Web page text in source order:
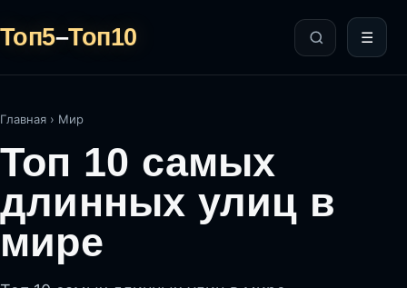
Топ5–Топ10 ☰
Главная › Мир
Топ 10 самых
длинных улиц в
мире